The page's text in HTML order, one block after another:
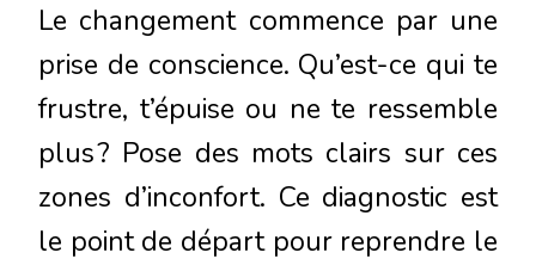
Le changement commence par une
prise de conscience. Qu’est-ce qui te
frustre, t’épuise ou ne te ressemble
plus ? Pose des mots clairs sur ces
zones d’inconfort. Ce diagnostic est
le point de départ pour reprendre le